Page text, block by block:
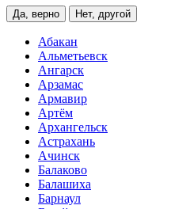
Да, верно Нет, другой
Абакан
Альметьевск
Ангарск
Арзамас
Армавир
Артём
Архангельск
Астрахань
Ачинск
Балаково
Балашиха
Барнаул